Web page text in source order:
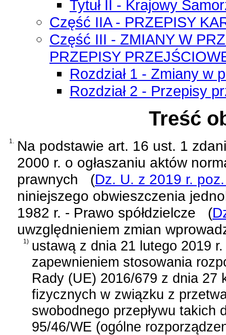
Tytuł II - Krajowy
Część IIA - PRZEPISY
Część III - ZMIANY W
PRZEPISY
Rozdział 1 - Zmiany w
Rozdział 2 - Przepisy
Treść
1. Na podstawie art. 16 ust. 1
2000 r. o ogłaszaniu aktów
prawnych
(Dz. U. z 2019 r.
niniejszego obwieszczenia
1982 r. - Prawo spółdzielcze
(
uwzględnieniem zmian
1) ustawą z dnia 21 lutego 2019
zapewnieniem stosowania
Rady (UE) 2016/679 z dnia 27
fizycznych w związku z
swobodnego przepływu
95/46/WE (ogólne